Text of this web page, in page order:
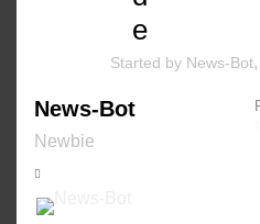
e
Started by News-Bot,
News-Bot
Newbie